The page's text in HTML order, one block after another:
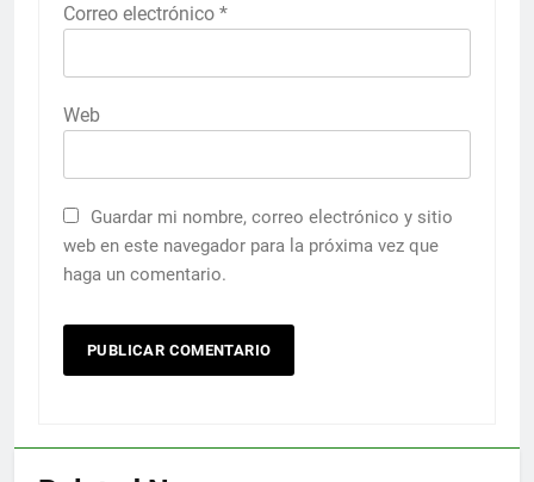
Correo electrónico *
Web
Guardar mi nombre, correo electrónico y sitio
web en este navegador para la próxima vez que
haga un comentario.